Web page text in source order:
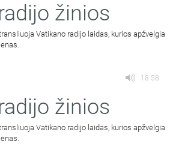
žinios
Vatikano radijo laidas, kurios apžvelgia
18:58
žinios
Vatikano radijo laidas, kurios apžvelgia